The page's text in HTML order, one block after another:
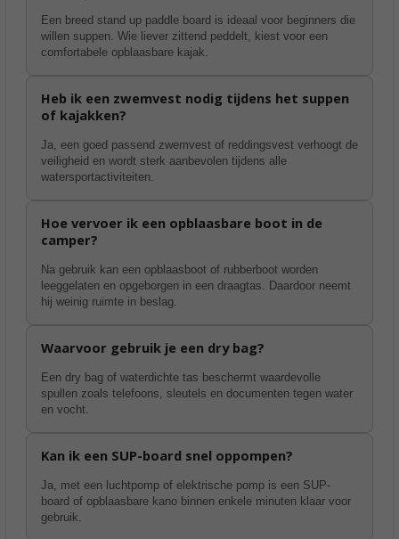
Een breed stand up paddle board is ideaal voor beginners die
willen suppen. Wie liever zittend peddelt, kiest voor een
comfortabele opblaasbare kajak.
Heb ik een zwemvest nodig tijdens het suppen
of kajakken?
Ja, een goed passend zwemvest of reddingsvest verhoogt de
veiligheid en wordt sterk aanbevolen tijdens alle
watersportactiviteiten.
Hoe vervoer ik een opblaasbare boot in de
camper?
Na gebruik kan een opblaasboot of rubberboot worden
leeggelaten en opgeborgen in een draagtas. Daardoor neemt
hij weinig ruimte in beslag.
Waarvoor gebruik je een dry bag?
Een dry bag of waterdichte tas beschermt waardevolle
spullen zoals telefoons, sleutels en documenten tegen water
en vocht.
Kan ik een SUP-board snel oppompen?
Ja, met een luchtpomp of elektrische pomp is een SUP-
board of opblaasbare kano binnen enkele minuten klaar voor
gebruik.